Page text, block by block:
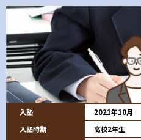
入塾
2021年10月
入塾時期
高校2年生